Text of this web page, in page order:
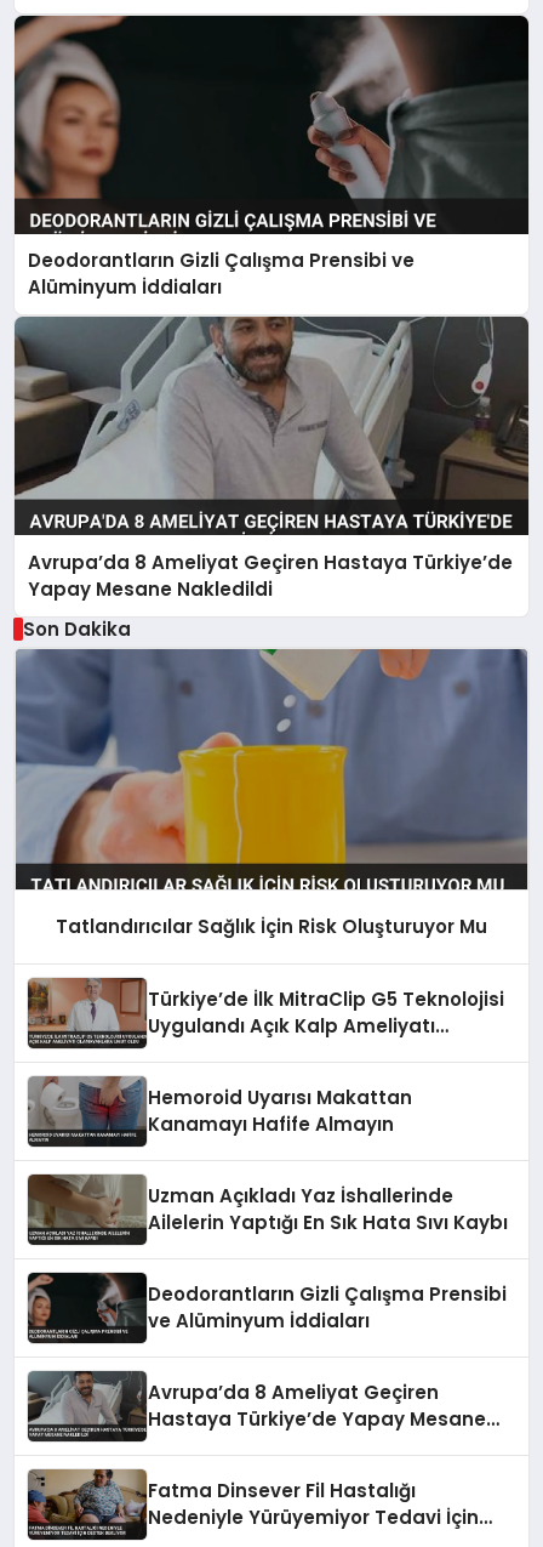
Deodorantların Gizli Çalışma Prensibi ve
Alüminyum İddiaları
Avrupa’da 8 Ameliyat Geçiren Hastaya Türkiye’de
Yapay Mesane Nakledildi
Son Dakika
Tatlandırıcılar Sağlık İçin Risk Oluşturuyor Mu
Türkiye’de İlk MitraClip G5 Teknolojisi
Uygulandı Açık Kalp Ameliyatı
Hemoroid Uyarısı Makattan
Kanamayı Hafife Almayın
Uzman Açıkladı Yaz İshallerinde
Ailelerin Yaptığı En Sık Hata Sıvı Kaybı
Deodorantların Gizli Çalışma Prensibi
ve Alüminyum İddiaları
Avrupa’da 8 Ameliyat Geçiren
Hastaya Türkiye’de Yapay Mesane
Fatma Dinsever Fil Hastalığı
Nedeniyle Yürüyemiyor Tedavi İçin